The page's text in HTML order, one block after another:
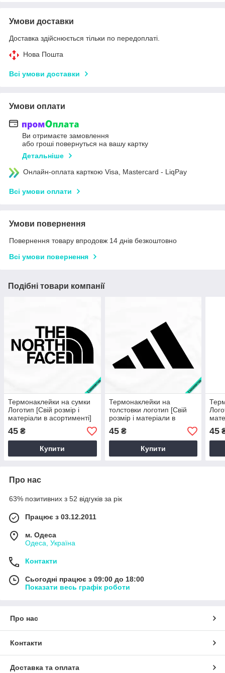
Умови доставки
Доставка здійснюється тільки по передоплаті.
Нова Пошта
Всі умови доставки
Умови оплати
Ви отримаєте замовлення
або гроші повернуться на вашу картку
Детальніше
Онлайн-оплата карткою Visa, Mastercard - LiqPay
Всі умови оплати
Умови повернення
Повернення товару впродовж 14 днів безкоштовно
Всі умови повернення
Подібні товари компанії
Термонаклейки на сумки
Логотип [Свій розмір і
матеріали в асортименті]
45 ₴
Купити
Термонаклейки на
толстовки логотип [Свій
розмір і матеріали в
45₴
Купити
45
Про нас
63% позитивних з 52 відгуків за рік
Працює з 03.12.2011
м. Одеса
Одеса, Україна
Контакти
Сьогодні працює з 09:00 до 18:00
Показати весь графік роботи
Про нас
Контакти
Доставка та оплата